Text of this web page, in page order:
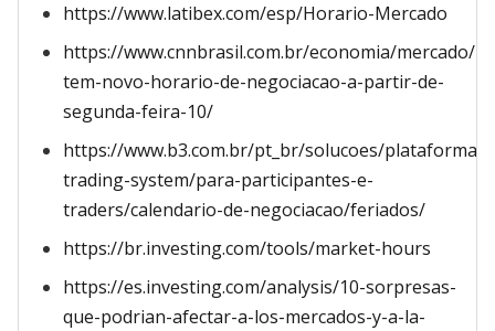
https://www.latibex.com/esp/Horario-Mercado
https://www.cnnbrasil.com.br/economia/mercado/
tem-novo-horario-de-negociacao-a-partir-de-
segunda-feira-10/
https://www.b3.com.br/pt_br/solucoes/
trading-system/para-participantes-e-
traders/calendario-de-negociacao/feriados/
https://br.investing.com/tools/market-hours
https://es.investing.com/analysis/10-sorpresas-
que-podrian-afectar-a-los-mercados-y-a-la-